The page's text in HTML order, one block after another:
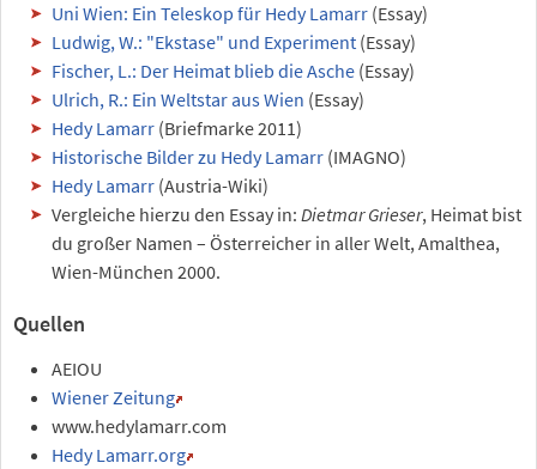
Uni Wien: Ein Teleskop für Hedy Lamarr (Essay)
Ludwig, W.: "Ekstase" und Experiment (Essay)
Fischer, L.: Der Heimat blieb die Asche (Essay)
Ulrich, R.: Ein Weltstar aus Wien (Essay)
Hedy Lamarr (Briefmarke 2011)
Historische Bilder zu Hedy Lamarr (IMAGNO)
Hedy Lamarr (Austria-Wiki)
Vergleiche hierzu den Essay in: Dietmar Grieser, Heimat bist
du großer Namen – Österreicher in aller Welt, Amalthea,
Wien-München 2000.
Quellen
AEIOU
Wiener Zeitung
www.hedylamarr.com
Hedy Lamarr.org